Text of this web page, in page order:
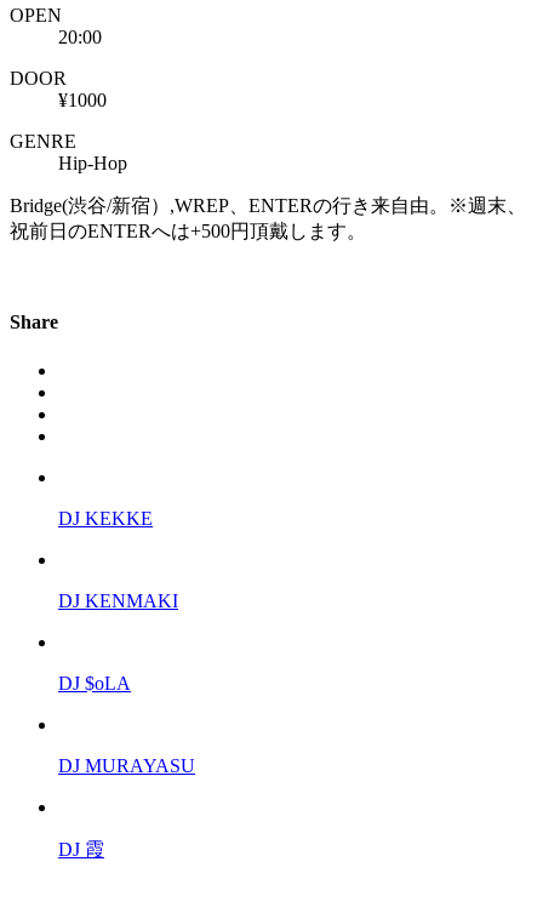
OPEN
20:00
DOOR
¥1000
GENRE
Hip-Hop
Bridge(渋谷/新宿）,WREP、ENTERの行き来自由。※週末、
祝前日のENTERへは+500円頂戴します。
Share
DJ KEKKE
DJ KENMAKI
DJ $oLA
DJ MURAYASU
DJ 霞